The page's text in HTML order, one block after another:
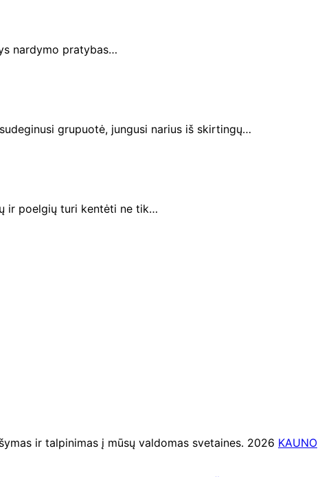
nardymo pratybas…
grupuotė, jungusi narius iš skirtingų…
ir poelgių turi kentėti ne tik…
ir talpinimas į mūsų valdomas svetaines. 2026 KAUNO